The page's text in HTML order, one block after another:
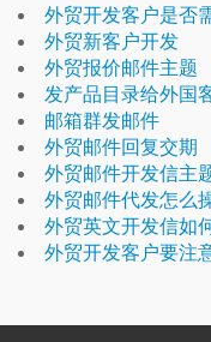
外贸开发客户是否
外贸新客户开发
外贸报价邮件主题
发产品目录给外国
邮箱群发邮件
外贸邮件回复交期
外贸邮件开发信主
外贸邮件代发怎么
外贸英文开发信如
外贸开发客户要注